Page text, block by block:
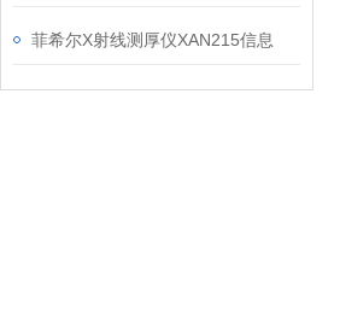
菲希尔X射线测厚仪XAN215信息